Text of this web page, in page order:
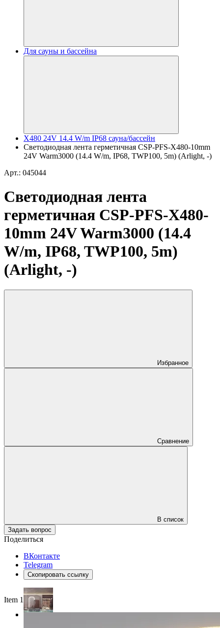
Для сауны и бассейна
X480 24V 14.4 W/m IP68 сауна/бассейн
Светодиодная лента герметичная CSP-PFS-X480-10mm
24V Warm3000 (14.4 W/m, IP68, TWP100, 5m) (Arlight, -)
Арт.: 045044
Светодиодная лента
герметичная CSP-PFS-X480-
10mm 24V Warm3000 (14.4
W/m, IP68, TWP100, 5m)
(Arlight, -)
Избранное
Сравнение
В список
Задать вопрос
Поделиться
ВКонтакте
Telegram
Скопировать ссылку
Item 1 of 4